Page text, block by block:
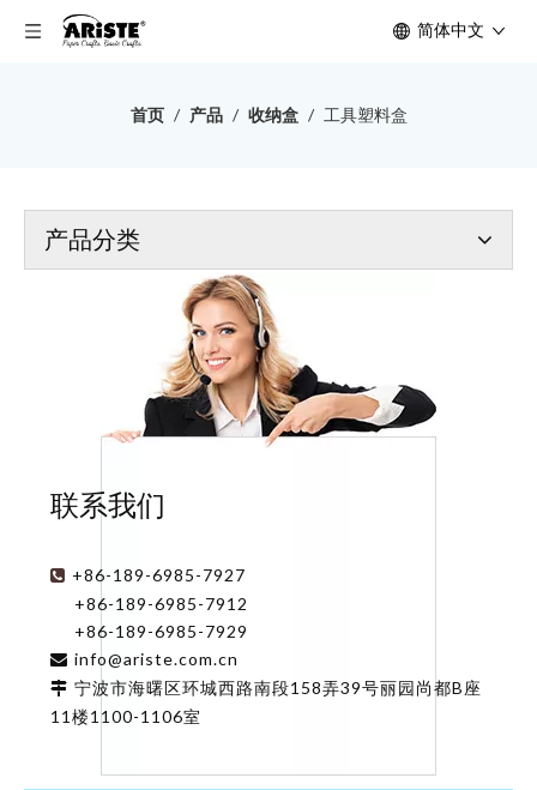
简体中文
首页 / 产品 / 收纳盒 / 工具塑料盒
产品分类
联系我们
 +86-189-6985-7927
+86-189-6985-7912
+86-189-6985-7929
 info@ariste.com.cn
 宁波市海曙区环城西路南段158弄39号丽园尚都B座
11楼1100-1106室